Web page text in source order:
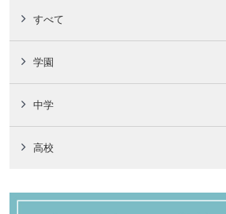
すべて
学園
中学
高校